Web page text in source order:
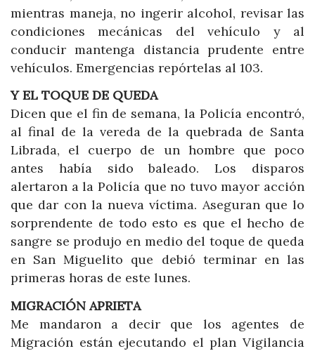
mientras maneja, no ingerir alcohol, revisar las
condiciones mecánicas del vehículo y al
conducir mantenga distancia prudente entre
vehículos. Emergencias repórtelas al 103.
Y EL TOQUE DE QUEDA
Dicen que el fin de semana, la Policía encontró,
al final de la vereda de la quebrada de Santa
Librada, el cuerpo de un hombre que poco
antes había sido baleado. Los disparos
alertaron a la Policía que no tuvo mayor acción
que dar con la nueva víctima. Aseguran que lo
sorprendente de todo esto es que el hecho de
sangre se produjo en medio del toque de queda
en San Miguelito que debió terminar en las
primeras horas de este lunes.
MIGRACIÓN APRIETA
Me mandaron a decir que los agentes de
Migración están ejecutando el plan Vigilancia